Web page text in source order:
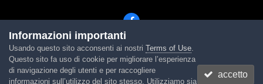
Lingua Tema Contattaci Cookies
Powered by Invision Community
Informazioni importanti
Usando questo sito acconsenti ai nostri Terms of Use.
Questo sito fa uso di cookie per migliorare l’esperienza
di navigazione degli utenti e per raccogliere
informazioni sull’utilizzo del sito stesso. Utilizziamo sia
accetto